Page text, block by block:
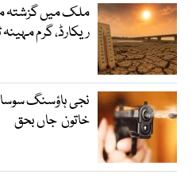
ملک میں گزشتہ
ریکارڈ، گرم
نجی ہاؤسنگ
خاتون جاں بحق